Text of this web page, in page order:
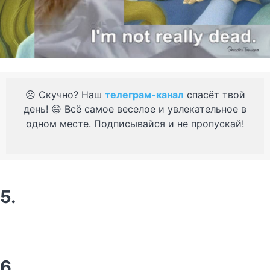
☹️ Скучно? Наш телеграм-канал спасёт твой
день! 😄 Всё самое веселое и увлекательное в
одном месте. Подписывайся и не пропускай!
5.